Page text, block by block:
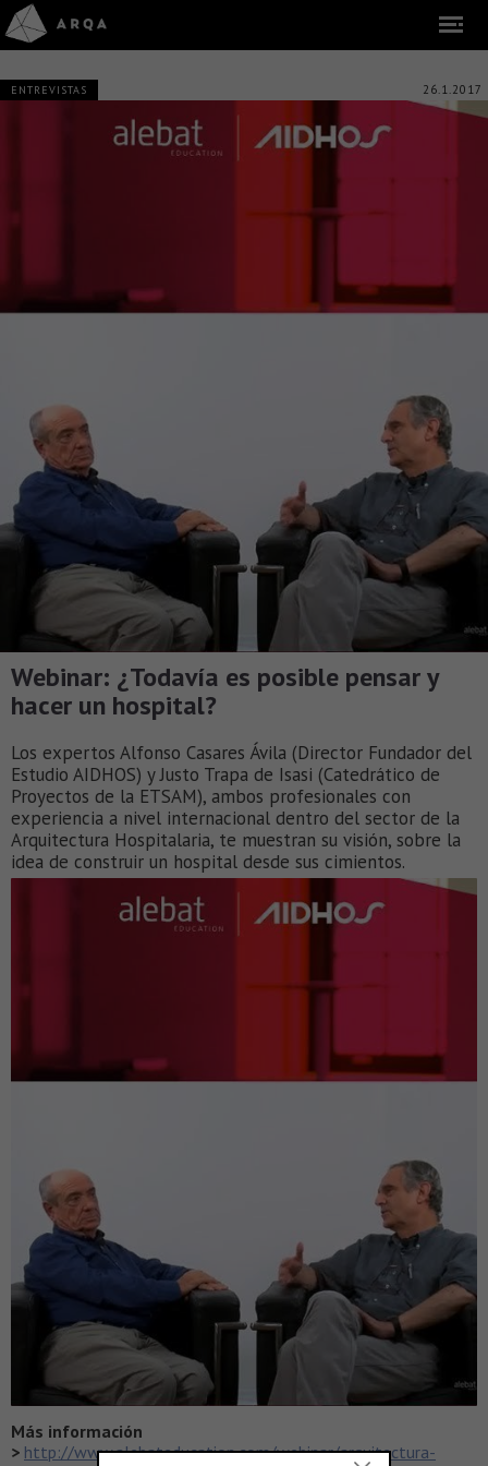
ENTREVISTAS 26.1.2017
Webinar: ¿Todavía es posible pensar y
hacer un hospital?
Los expertos Alfonso Casares Ávila (Director Fundador del
Estudio AIDHOS) y Justo Trapa de Isasi (Catedrático de
Proyectos de la ETSAM), ambos profesionales con
experiencia a nivel internacional dentro del sector de la
Arquitectura Hospitalaria, te muestran su visión, sobre la
idea de construir un hospital desde sus cimientos.
Más información
> http://www.alebateducation.com/webinar/arquitectura-